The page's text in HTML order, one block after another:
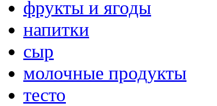
фрукты и ягоды
напитки
сыр
молочные продукты
тесто